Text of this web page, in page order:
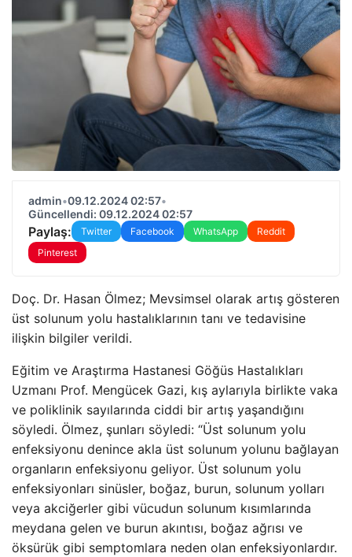
admin•09.12.2024 02:57•
Güncellendi: 09.12.2024 02:57
Paylaş: Twitter Facebook WhatsApp
Reddit
Pinterest
Doç. Dr. Hasan Ölmez; Mevsimsel olarak artış gösteren
üst solunum yolu hastalıklarının tanı ve tedavisine
ilişkin bilgiler verildi.
Eğitim ve Araştırma Hastanesi Göğüs Hastalıkları
Uzmanı Prof. Mengücek Gazi, kış aylarıyla birlikte vaka
ve poliklinik sayılarında ciddi bir artış yaşandığını
söyledi. Ölmez, şunları söyledi: “Üst solunum yolu
enfeksiyonu denince akla üst solunum yolunu bağlayan
organların enfeksiyonu geliyor. Üst solunum yolu
enfeksiyonları sinüsler, boğaz, burun, solunum yolları
veya akciğerler gibi vücudun solunum kısımlarında
meydana gelen ve burun akıntısı, boğaz ağrısı ve
öksürük gibi semptomlara neden olan enfeksiyonlardır.